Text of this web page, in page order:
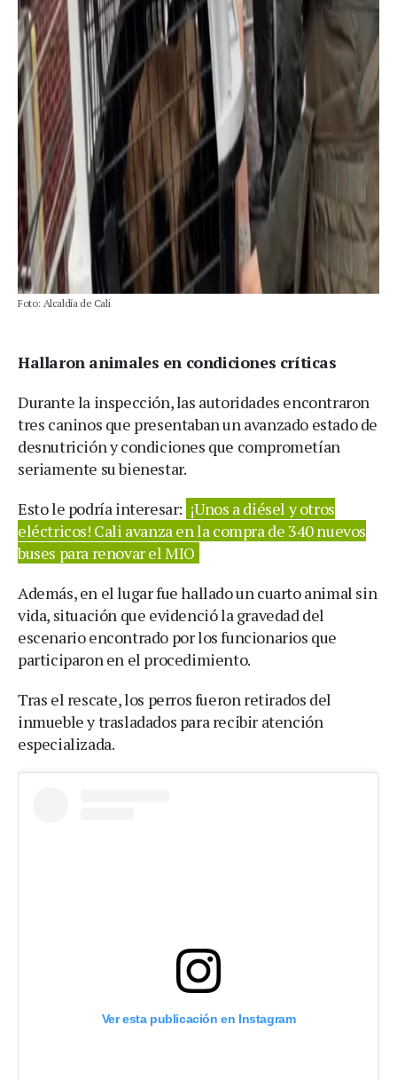
Foto: Alcaldía de Cali
Hallaron animales en condiciones críticas
Durante la inspección, las autoridades encontraron
tres caninos que presentaban un avanzado estado de
desnutrición y condiciones que comprometían
seriamente su bienestar.
Esto le podría interesar: ¡Unos a diésel y otros
eléctricos! Cali avanza en la compra de 340 nuevos
buses para renovar el MIO
Además, en el lugar fue hallado un cuarto animal sin
vida, situación que evidenció la gravedad del
escenario encontrado por los funcionarios que
participaron en el procedimiento.
Tras el rescate, los perros fueron retirados del
inmueble y trasladados para recibir atención
especializada.
Ver esta publicación en Instagram